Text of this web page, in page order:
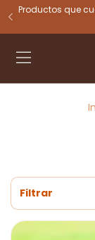
Productos que
Filtrar